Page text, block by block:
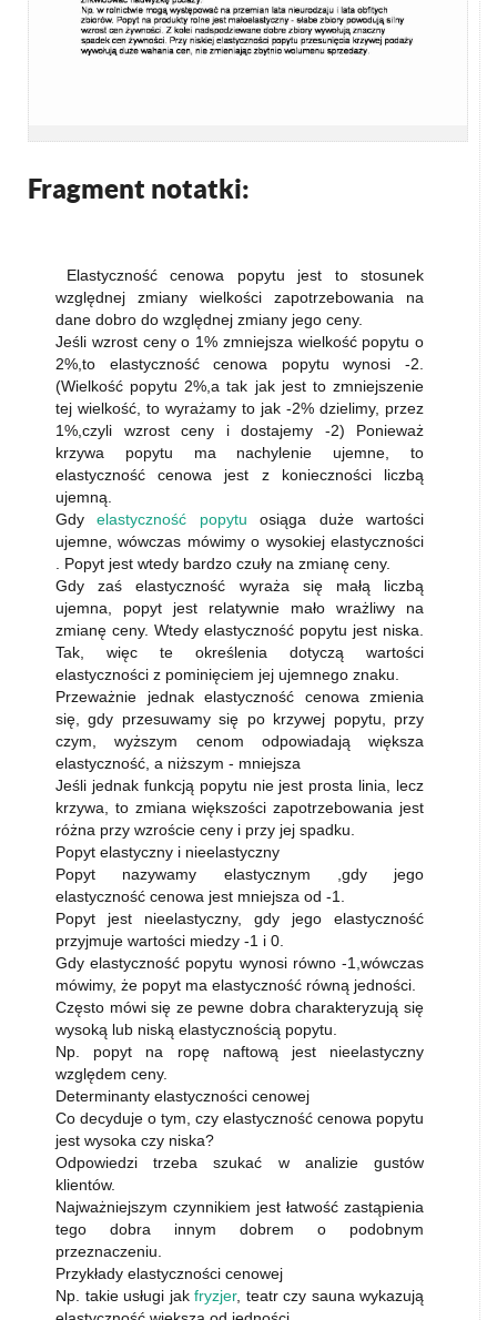
Fragment notatki:
Elastyczność cenowa popytu jest to stosunek
względnej zmiany wielkości zapotrzebowania na
dane dobro do względnej zmiany jego ceny.
Jeśli wzrost ceny o 1% zmniejsza wielkość popytu o
2%,to elastyczność cenowa popytu wynosi -2.
(Wielkość popytu 2%,a tak jak jest to zmniejszenie
tej wielkość, to wyrażamy to jak -2% dzielimy, przez
1%,czyli wzrost ceny i dostajemy -2) Ponieważ
krzywa popytu ma nachylenie ujemne, to
elastyczność cenowa jest z konieczności liczbą
ujemną.
Gdyelastyczność popytu osiąga duże wartości
ujemne, wówczas mówimy o wysokiej elastyczności
. Popyt jest wtedy bardzo czuły na zmianę ceny.
Gdy zaś elastyczność wyraża się małą liczbą
ujemna, popyt jest relatywnie mało wrażliwy na
zmianę ceny. Wtedy elastyczność popytu jest niska.
Tak, więc te określenia dotyczą wartości
elastyczności z pominięciem jej ujemnego znaku.
Przeważnie jednak elastyczność cenowa zmienia
się, gdy przesuwamy się po krzywej popytu, przy
czym, wyższym cenom odpowiadają większa
elastyczność, a niższym - mniejsza
Jeśli jednak funkcją popytu nie jest prosta linia, lecz
krzywa, to zmiana większości zapotrzebowania jest
różna przy wzroście ceny i przy jej spadku.
Popyt elastyczny i nieelastyczny
Popyt nazywamy elastycznym ,gdy jego
elastyczność cenowa jest mniejsza od -1.
Popyt jest nieelastyczny, gdy jego elastyczność
przyjmuje wartości miedzy -1 i 0.
Gdy elastyczność popytu wynosi równo -1,wówczas
mówimy, że popyt ma elastyczność równą jedności.
Często mówi się ze pewne dobra charakteryzują się
wysoką lub niską elastycznością popytu.
Np. popyt na ropę naftową jest nieelastyczny
względem ceny.
Determinanty elastyczności cenowej
Co decyduje o tym, czy elastyczność cenowa popytu
jest wysoka czy niska?
Odpowiedzi trzeba szukać w analizie gustów
klientów.
Najważniejszym czynnikiem jest łatwość zastąpienia
tego dobra innym dobrem o podobnym
przeznaczeniu.
Przykłady elastyczności cenowej
Np. takie usługi jak fryzjer, teatr czy sauna wykazują